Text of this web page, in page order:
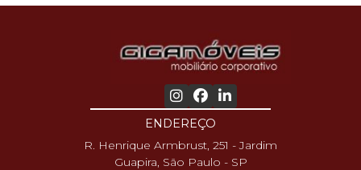
ENDEREÇO
R. Henrique Armbrust, 251 - Jardim
Guapira, São Paulo - SP